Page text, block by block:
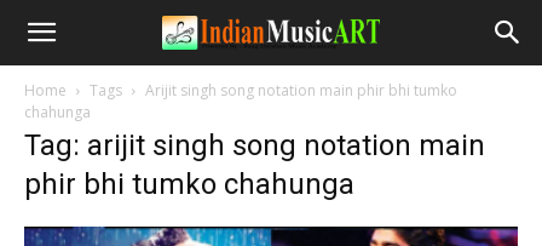
Home Tags
Arijit singh song notation main phir bhi tumko
chahunga
Tag: arijit singh song notation main
phir bhi tumko chahunga